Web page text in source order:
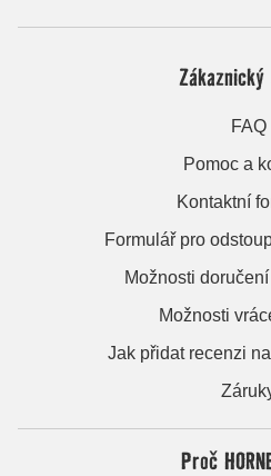
FAQ
Pomoc a
Kontaktní
Formulář pro
Možnosti
Možnosti
Jak přidat recenzi
Proč